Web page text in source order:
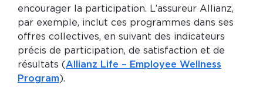
encourager la participation. L’assureur Allianz,
par exemple, inclut ces programmes dans ses
offres collectives, en suivant des indicateurs
précis de participation, de satisfaction et de
résultats (Allianz Life – Employee Wellness
Program).